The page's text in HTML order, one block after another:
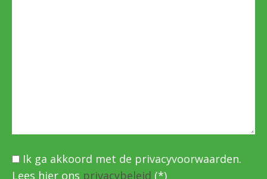
Ik ga akkoord met de privacyvoorwaarden.
Lees hier ons privacybeleid (*)